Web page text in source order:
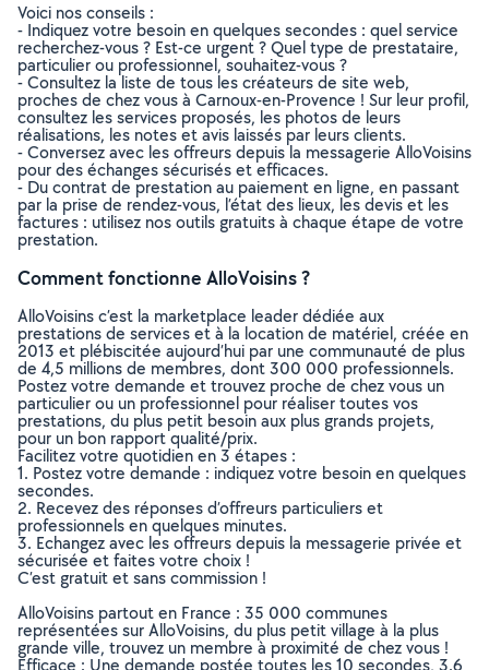
Voici nos conseils :
- Indiquez votre besoin en quelques secondes : quel service
recherchez-vous ? Est-ce urgent ? Quel type de prestataire,
particulier ou professionnel, souhaitez-vous ?
- Consultez la liste de tous les créateurs de site web,
proches de chez vous à Carnoux-en-Provence ! Sur leur profil,
consultez les services proposés, les photos de leurs
réalisations, les notes et avis laissés par leurs clients.
- Conversez avec les offreurs depuis la messagerie AlloVoisins
pour des échanges sécurisés et efficaces.
- Du contrat de prestation au paiement en ligne, en passant
par la prise de rendez-vous, l’état des lieux, les devis et les
factures : utilisez nos outils gratuits à chaque étape de votre
prestation.
Comment fonctionne AlloVoisins ?
AlloVoisins c’est la marketplace leader dédiée aux
prestations de services et à la location de matériel, créée en
2013 et plébiscitée aujourd’hui par une communauté de plus
de 4,5 millions de membres, dont 300 000 professionnels.
Postez votre demande et trouvez proche de chez vous un
particulier ou un professionnel pour réaliser toutes vos
prestations, du plus petit besoin aux plus grands projets,
pour un bon rapport qualité/prix.
Facilitez votre quotidien en 3 étapes :
1. Postez votre demande : indiquez votre besoin en quelques
secondes.
2. Recevez des réponses d’offreurs particuliers et
professionnels en quelques minutes.
3. Echangez avec les offreurs depuis la messagerie privée et
sécurisée et faites votre choix !
C’est gratuit et sans commission !
AlloVoisins partout en France : 35 000 communes
représentées sur AlloVoisins, du plus petit village à la plus
grande ville, trouvez un membre à proximité de chez vous !
Efficace : Une demande postée toutes les 10 secondes, 3.6